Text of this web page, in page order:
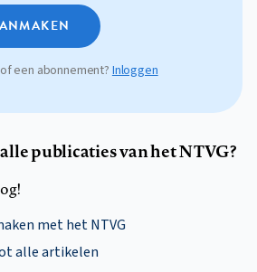
een abonnement? Inloggen
publicaties van het NTVG?
met het NTVG
alle artikelen